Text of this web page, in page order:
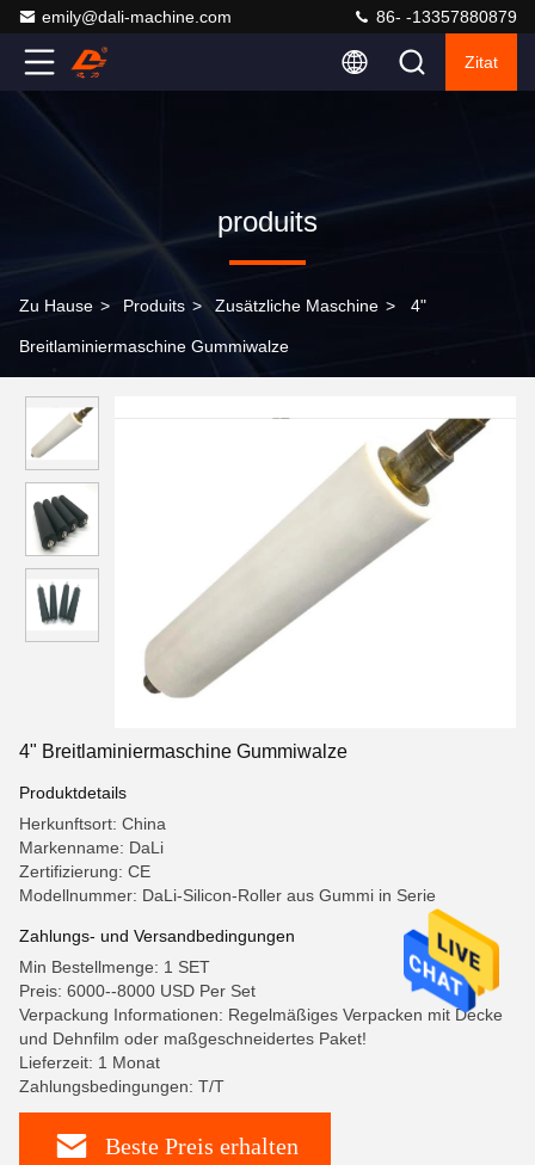
emily@dali-machine.com 86- -13357880879
Zitat
produits
Zu Hause > Produits > Zusätzliche Maschine > 4"
Breitlaminiermaschine Gummiwalze
4" Breitlaminiermaschine Gummiwalze
Produktdetails
Herkunftsort: China
Markenname: DaLi
Zertifizierung: CE
Modellnummer: DaLi-Silicon-Roller aus Gummi in Serie
Zahlungs- und Versandbedingungen
Min Bestellmenge: 1 SET
Preis: 6000--8000 USD Per Set
Verpackung Informationen: Regelmäßiges Verpacken mit Decke
und Dehnfilm oder maßgeschneidertes Paket!
Lieferzeit: 1 Monat
Zahlungsbedingungen: T/T
Beste Preis erhalten